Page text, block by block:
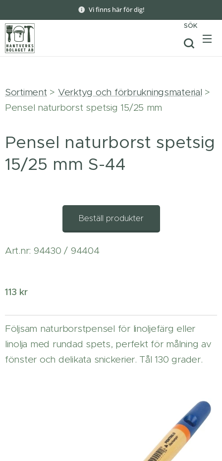
Vi finns här för dig!
SÖK
Sortiment> Verktyg och förbrukningsmaterial >
Pensel naturborst spetsig 15/25 mm
Pensel naturborst spetsig
15/25 mm S-44
Beställ produkter
Art.nr: 94430 / 94404
113 kr
Följsam naturborstpensel för linoljefärg eller
linolja med rundad spets, perfekt för målning av
fönster och delikata snickerier. Tål 130 grader.